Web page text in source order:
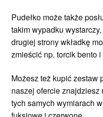
Pudełko może także
takim wypadku
drugiej strony wkładkę
zmieścić np. torcik bento i
Możesz też kupić zestaw
naszej ofercie znajdziesz
tych samych wymiarach